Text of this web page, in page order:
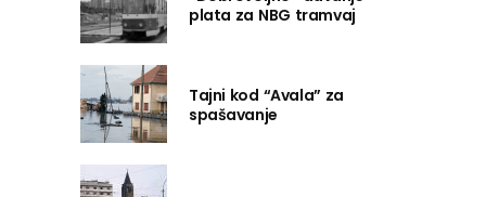
plata za NBG tramvaj
Tajni kod “Avala” za
spašavanje